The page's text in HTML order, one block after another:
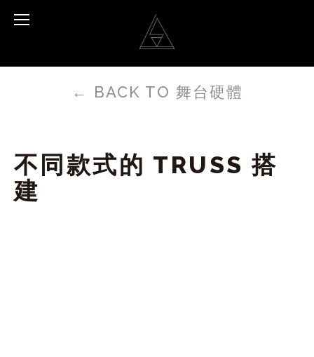
← BACK TO 舞台硬體
不同款式的 TRUSS 搭
建